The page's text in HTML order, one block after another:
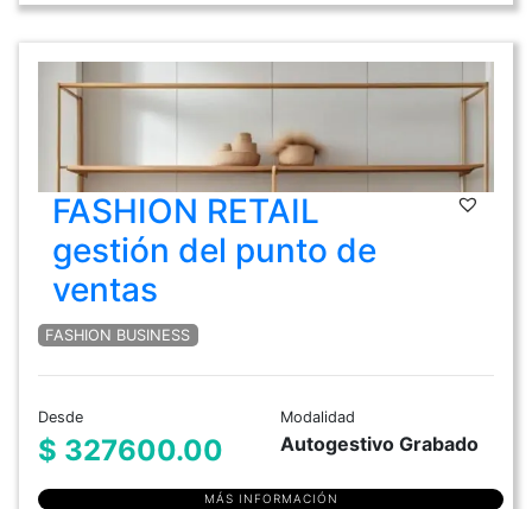
FASHION RETAIL
gestión del punto de
ventas
FASHION BUSINESS
Desde
$ 327600.00
Modalidad
Autogestivo Grabado
MÁS INFORMACIÓN